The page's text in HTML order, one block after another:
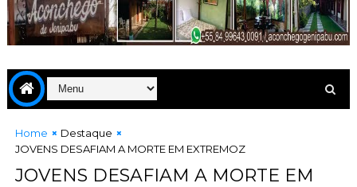
Home
Destaque
JOVENS DESAFIAM A MORTE EM EXTREMOZ
JOVENS DESAFIAM A MORTE EM